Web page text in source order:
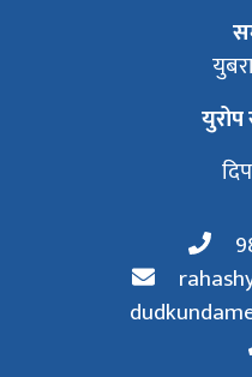
युरोप